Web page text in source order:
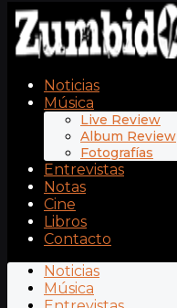
Noticias
Música
Live Review
Album Review
Fotografías
Entrevistas
Notas
Cine
Libros
Contacto
Noticias
Música